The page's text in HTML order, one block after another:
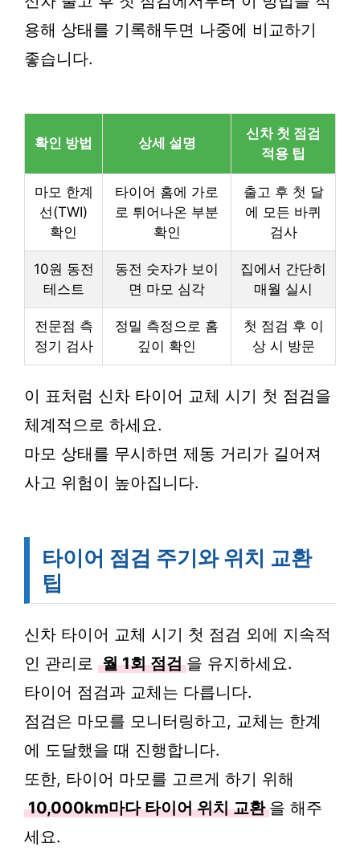
용해 상태를 기록해두면 나중에 비교하기
좋습니다.
확인 방법 상세 설명
신차 첫 점검
적용 팁
마모 한계
선(TWI)
확인
타이어 홈에 가로
로 튀어나온 부분
확인
출고 후 첫 달
에 모든 바퀴
검사
10원 동전
테스트
동전 숫자가 보이
면 마모 심각
집에서 간단히
매월 실시
전문점 측
정기 검사
정밀 측정으로 홈
깊이 확인
첫 점검 후 이
상 시 방문
이 표처럼 신차 타이어 교체 시기 첫 점검을
체계적으로 하세요.
마모 상태를 무시하면 제동 거리가 길어져
사고 위험이 높아집니다.
타이어 점검 주기와 위치 교환
팁
신차 타이어 교체 시기 첫 점검 외에 지속적
인 관리로 월 1회 점검 을 유지하세요.
타이어 점검과 교체는 다릅니다.
점검은 마모를 모니터링하고, 교체는 한계
에 도달했을 때 진행합니다.
또한, 타이어 마모를 고르게 하기 위해
10,000km마다 타이어 위치 교환 을 해주
세요.